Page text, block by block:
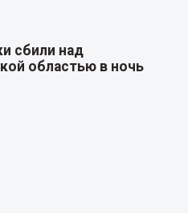
сбили над
областью в ночь